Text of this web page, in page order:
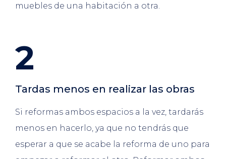
muebles de una habitación a otra.
2
Tardas menos en realizar las obras
Si reformas ambos espacios a la vez, tardarás
menos en hacerlo, ya que no tendrás que
esperar a que se acabe la reforma de uno para